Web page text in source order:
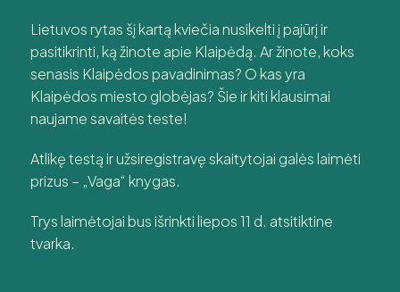
Lietuvos rytas šį kartą kviečia nusikelti į pajūrį ir
pasitikrinti, ką žinote apie Klaipėdą. Ar žinote, koks
senasis Klaipėdos pavadinimas? O kas yra
Klaipėdos miesto globėjas? Šie ir kiti klausimai
naujame savaitės teste!
Atlikę testą ir užsiregistravę skaitytojai galės laimėti
prizus – „Vaga“ knygas.
Trys laimėtojai bus išrinkti liepos 11 d. atsitiktine
tvarka.